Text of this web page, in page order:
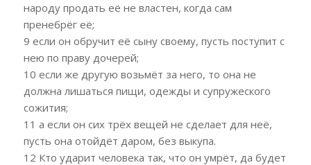
народу продать её не властен, когда сам
пренебрёг её;
9 если он обручит её сыну своему, пусть поступит с
нею по праву дочерей;
10 если же другую возьмёт за него, то она не
должна лишаться пищи, одежды и супружеского
сожития;
11 а если он сих трёх вещей не сделает для неё,
пусть она отойдёт даром, без выкупа.
12 Кто ударит человека так, что он умрёт, да будет